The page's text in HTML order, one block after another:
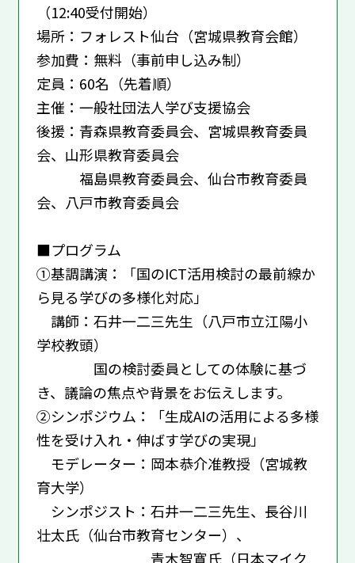
（12:40受付開始）
場所：フォレスト仙台（宮城県教育会館）
参加費：無料（事前申し込み制）
定員：60名（先着順）
主催：一般社団法人学び支援協会
後援：青森県教育委員会、宮城県教育委員
会、山形県教育委員会
福島県教育委員会、仙台市教育委員
会、八戸市教育委員会
■プログラム
①基調講演：「国のICT活⽤検討の最前線か
ら⾒る学びの多様化対応」
講師：⽯井⼀⼆三先⽣（⼋⼾市⽴江陽⼩
学校教頭）
国の検討委員としての体験に基づ
き、議論の焦点や背景をお伝えします。
②シンポジウム：「⽣成AIの活⽤による多様
性を受け⼊れ・伸ばす学びの実現」
モデレーター：岡本恭介准教授（宮城教
育⼤学）
シンポジスト：⽯井⼀⼆三先⽣、⻑⾕川
壮太⽒（仙台市教育センター）、
⻘⽊智寛⽒（⽇本マイク